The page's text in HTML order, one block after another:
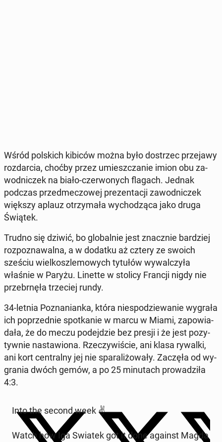
Wśród pol­skich kibiców można było do­strzec prze­ja­wy
roz­dar­cia, choćby przez umiesz­cza­nie imion obu za­
wod­ni­czek na biało-czer­wo­nych flagach. Jednak
podczas przed­me­czo­wej pre­zen­ta­cji za­wod­ni­czek
większy aplauz otrzy­ma­ła wy­cho­dzą­ca jako druga
Świątek.
Trudno się dziwić, bo glo­bal­nie jest znacz­nie bar­dziej
roz­po­zna­wal­na, a w dodatku aż cztery ze swoich
sześciu wiel­kosz­le­mo­wych tytułów wy­wal­czy­ła
właśnie w Paryżu. Linette w stolicy Francji nigdy nie
prze­brnę­ła trze­ciej rundy.
34-letnia Po­zna­nian­ka, która nie­spo­dzie­wa­nie wygrała
ich po­przed­nie spo­tka­nie w marcu w Miami, za­po­wia­
da­ła, że do meczu po­dej­dzie bez presji i że jest po­zy­
tyw­nie na­sta­wio­na. Rze­czy­wi­ście, ani klasa rywalki,
ani kort cen­tral­ny jej nie spa­ra­li­żo­wa­ły. Zaczęła od wy­
gra­nia dwóch gemów, a po 25 mi­nu­tach pro­wa­dzi­ła
4:3.
Into the second week ✌️
Watch how Iga Swiatek got it done against Magda